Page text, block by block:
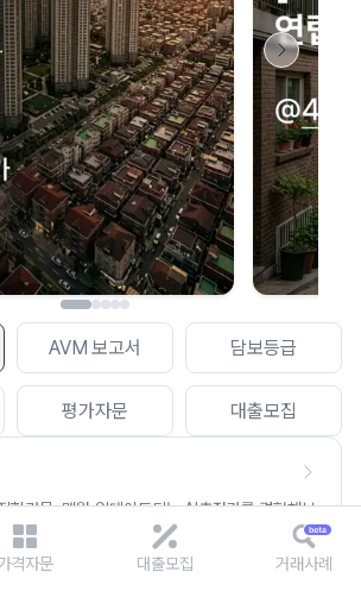
AVM 보고서 담보등급
평가자문 대출모집
합건물, 매월 업데이트되는 AI추정가를 경험해보
네이버 지도 연결 안내
결이 원활하지 않아 지도를 불러올 수 없습니다.
용에 불편을 드려 죄송합니다.
다시 시도
격자문 대출모집 거래사례